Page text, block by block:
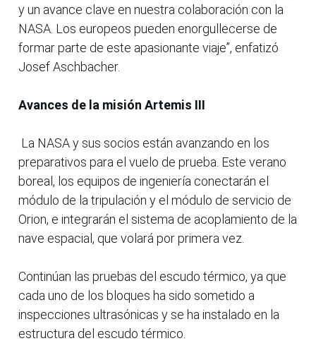
y un avance clave en nuestra colaboración con la
NASA. Los europeos pueden enorgullecerse de
formar parte de este apasionante viaje”, enfatizó
Josef Aschbacher.
Avances de la misión Artemis III
La NASA y sus socios están avanzando en los
preparativos para el vuelo de prueba. Este verano
boreal, los equipos de ingeniería conectarán el
módulo de la tripulación y el módulo de servicio de
Orion, e integrarán el sistema de acoplamiento de la
nave espacial, que volará por primera vez.
Continúan las pruebas del escudo térmico, ya que
cada uno de los bloques ha sido sometido a
inspecciones ultrasónicas y se ha instalado en la
estructura del escudo térmico.